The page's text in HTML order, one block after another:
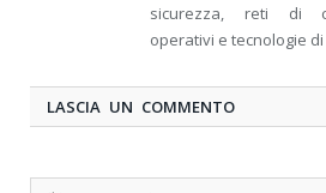
sicurezza, reti di
operativi e tecnologie
LASCIA UN COMMENTO